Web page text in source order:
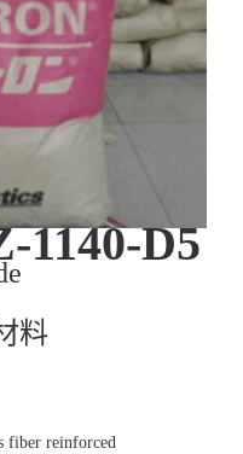
1140-D5
料
fiber reinforced